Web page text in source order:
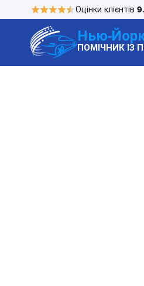
Оцінки клієнтів
Нью-
ПОМІЧНИК ІЗ